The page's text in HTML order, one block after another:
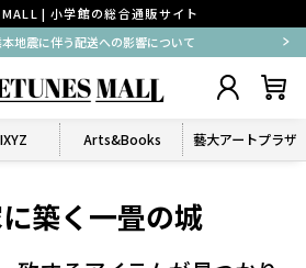
| 小学館の総合通販サイト
地震に伴う配送への影響について
Arts&Books 藝大アートプラザ
築く一畳の城